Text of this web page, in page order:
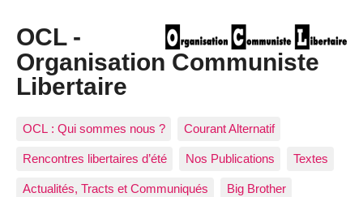
OCL -
Organisation Communiste
Libertaire
OCL : Qui sommes nous ? Courant Alternatif
Rencontres libertaires d’été Nos Publications Textes
Actualités, Tracts et Communiqués Big Brother